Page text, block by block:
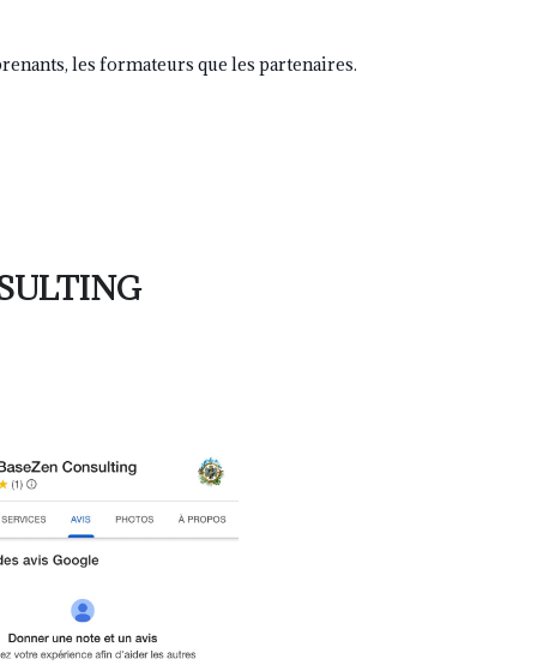
les formateurs que les partenaires.